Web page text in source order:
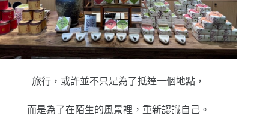
旅行，或許並不只是為了抵達一個地點，
而是為了在陌生的風景裡，重新認識自己。